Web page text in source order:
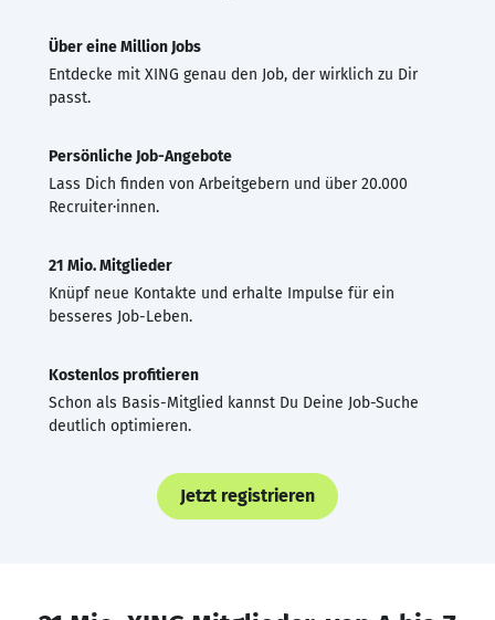
Über eine Million Jobs
Entdecke mit XING genau den Job, der wirklich zu Dir
passt.
Persönliche Job-Angebote
Lass Dich finden von Arbeitgebern und über 20.000
Recruiter·innen.
21 Mio. Mitglieder
Knüpf neue Kontakte und erhalte Impulse für ein
besseres Job-Leben.
Kostenlos profitieren
Schon als Basis-Mitglied kannst Du Deine Job-Suche
deutlich optimieren.
Jetzt registrieren